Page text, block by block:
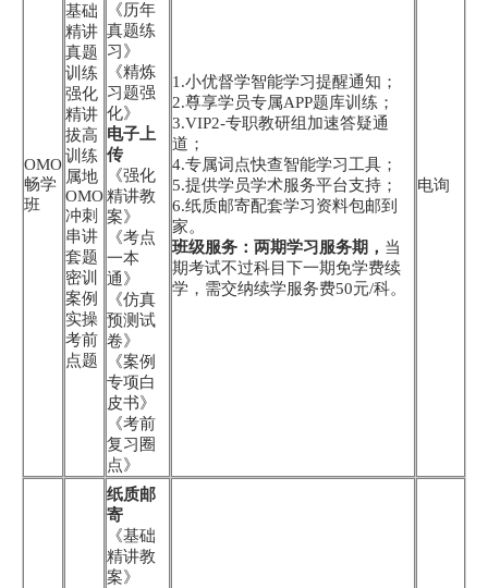
OMO
畅学
班
基础
精讲
真题
训练
强化
精讲
拔高
训练
属地
OMO
冲刺
串讲
套题
密训
案例
实操
考前
点题
《历年
真题练
习》
《精炼
习题强
化》
电子上
传
《强化
精讲教
案》
《考点
一本
通》
《仿真
预测试
卷》
《案例
专项白
皮书》
《考前
复习圈
点》
1.小优督学智能学习提醒通知；
2.尊享学员专属APP题库训练；
3.VIP2-专职教研组加速答疑通
道；
4.专属词点快查智能学习工具；
5.提供学员学术服务平台支持；
6.纸质邮寄配套学习资料包邮到
家。
班级服务：两期学习服务期， 当
期考试不过科目下一期免学费续
学，需交纳续学服务费50元/科。
电询
纸质邮
寄
《基础
精讲教
案》